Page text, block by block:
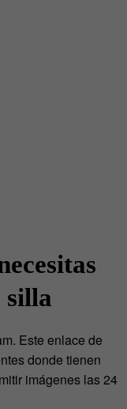
silla
Este enlace de
donde tienen
imágenes las 24